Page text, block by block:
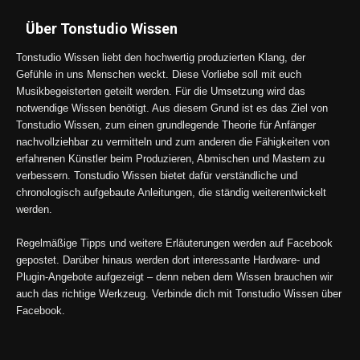
Über Tonstudio Wissen
Tonstudio Wissen liebt den hochwertig produzierten Klang, der
Gefühle in uns Menschen weckt. Diese Vorliebe soll mit euch
Musikbegeisterten geteilt werden. Für die Umsetzung wird das
notwendige Wissen benötigt. Aus diesem Grund ist es das Ziel von
Tonstudio Wissen, zum einen grundlegende Theorie für Anfänger
nachvollziehbar zu vermitteln und zum anderen die Fähigkeiten von
erfahrenen Künstler beim Produzieren, Abmischen und Mastern zu
verbessern. Tonstudio Wissen bietet dafür verständliche und
chronologisch aufgebaute Anleitungen, die ständig weiterentwickelt
werden.
Regelmäßige Tipps und weitere Erläuterungen werden auf Facebook
gepostet. Darüber hinaus werden dort interessante Hardware- und
Plugin-Angebote aufgezeigt – denn neben dem Wissen brauchen wir
auch das richtige Werkzeug. Verbinde dich mit Tonstudio Wissen über
Facebook.